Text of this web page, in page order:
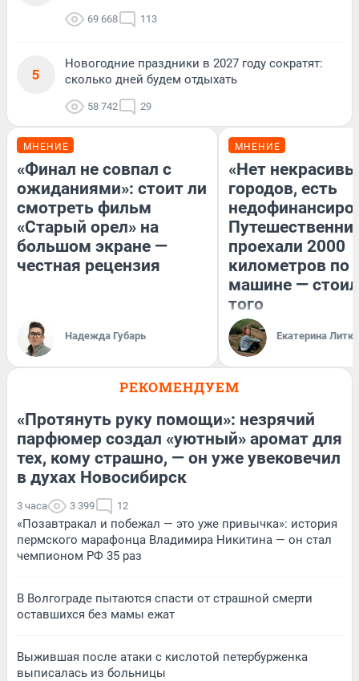
69 668 113
5
Новогодние праздники в 2027 году сократят:
сколько дней будем отдыхать
58 742 29
МНЕНИЕ
«Финал не совпал с
ожиданиями»: стоит ли
смотреть фильм
«Старый орел» на
большом экране —
честная рецензия
Надежда Губарь
МНЕНИЕ
«Нет
городов, есть
проехали 2000
километров по
машине —
того
Екатерина
РЕКОМЕНДУЕМ
«Протянуть руку помощи»: незрячий
парфюмер создал «уютный» аромат для
тех, кому страшно, — он уже увековечил
в духах Новосибирск
3 часа 3 399 12
«Позавтракал и побежал — это уже привычка»: история
пермского марафонца Владимира Никитина — он стал
чемпионом РФ 35 раз
В Волгограде пытаются спасти от страшной смерти
оставшихся без мамы ежат
Выжившая после атаки с кислотой петербурженка
выписалась из больницы